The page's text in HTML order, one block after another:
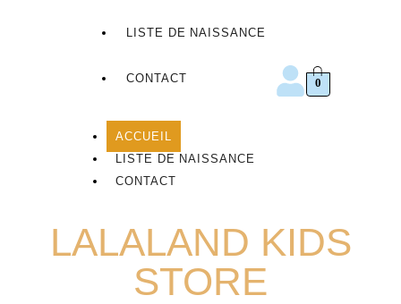
LISTE DE NAISSANCE
CONTACT
ACCUEIL
LISTE DE NAISSANCE
CONTACT
0
LALALAND KIDS
STORE